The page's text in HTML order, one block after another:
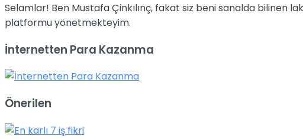
Selamlar! Ben Mustafa Çinkılınç, fakat siz beni sanalda bilinen
platformu yönetmekteyim.
İnternetten Para Kazanma
Önerilen